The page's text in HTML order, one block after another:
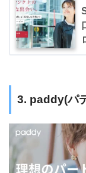
3. paddy(パ